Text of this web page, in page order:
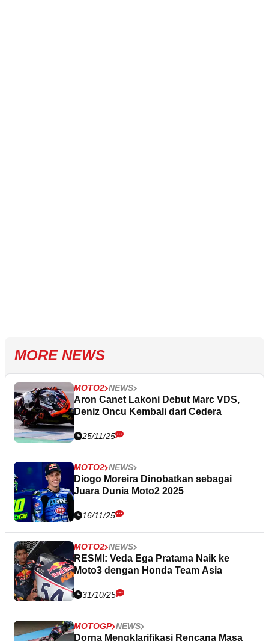
MORE NEWS
MOTO2 NEWS
Aron Canet Lakoni Debut Marc VDS,
Deniz Oncu Kembali dari Cedera
25/11/25
MOTO2 NEWS
Diogo Moreira Dinobatkan sebagai
Juara Dunia Moto2 2025
16/11/25
MOTO2 NEWS
RESMI: Veda Ega Pratama Naik ke
Moto3 dengan Honda Team Asia
31/10/25
MOTOGP NEWS
Dorna Mengklarifikasi Rencana Masa